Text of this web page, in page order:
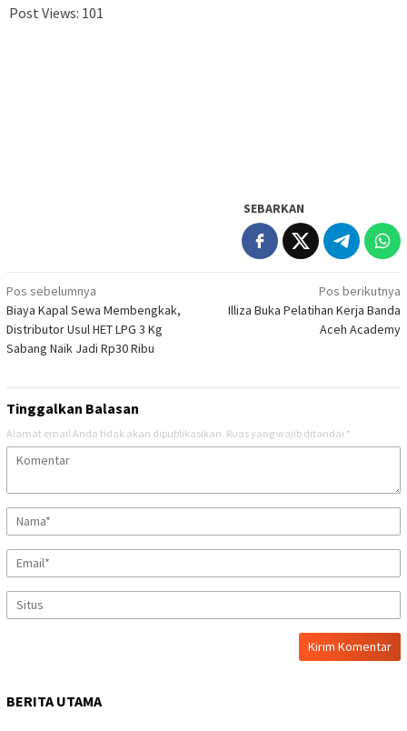
Post Views: 101
SEBARKAN
Navigasi
pos
Pos sebelumnya
Biaya Kapal Sewa Membengkak,
Distributor Usul HET LPG 3 Kg
Sabang Naik Jadi Rp30 Ribu
Pos berikutnya
Illiza Buka Pelatihan Kerja Banda
Aceh Academy
Tinggalkan Balasan
Alamat email Anda tidak akan dipublikasikan. Ruas yang wajib ditandai *
BERITA UTAMA